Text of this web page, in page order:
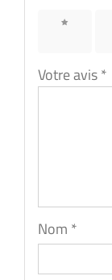
1 étoile
Votre avis*
Nom *